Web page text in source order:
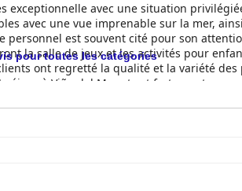
exceptionnelle avec une situation
avec une vue imprenable sur la mer,
est souvent cité pour son
la salle de jeux et les activités pour
ont regretté la qualité et la variété
à Viña del Mar et est fortement
pour toutes les catégories